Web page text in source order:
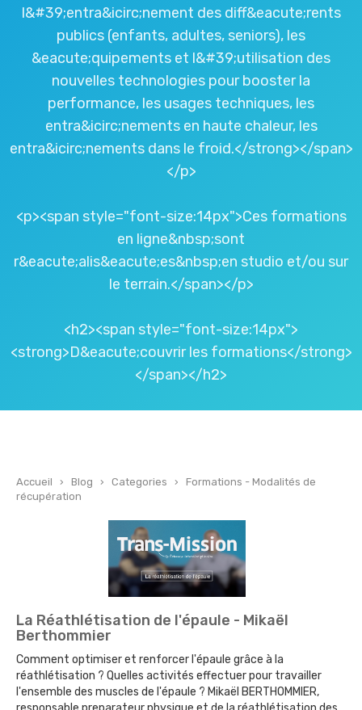
l&#39;entra&icirc;nement des diff&eacute;rents
publics (enfants, adultes, seniors), les
&eacute;quipements et l&#39;utilisation des
nouvelles technologies pour booster la
performance, les usages techniques, les
entra&icirc;nements en haute chaleur, les
entra&icirc;nements dans le froid.</strong></span>
</p>
<p><span style="font-size:14px">Ces formations
en ligne&nbsp;sont
r&eacute;alis&eacute;es&nbsp;en studio et/ou sur
le terrain.</span></p>
<h2><span style="font-size:14px">
<strong>D&eacute;couvrir les formations</strong>
</span></h2>
Accueil › Blog › Categories ›
Formations - Modalités de
récupération
La Réathlétisation de l'épaule - Mikaël
Berthommier
Comment optimiser et renforcer l'épaule grâce à la
réathlétisation ? Quelles activités effectuer pour travailler
l'ensemble des muscles de l'épaule ? Mikaël BERTHOMMIER,